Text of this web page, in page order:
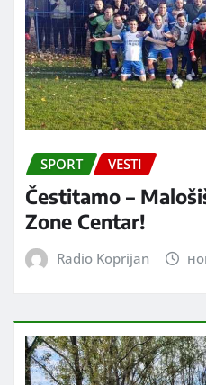
SPORT VESTI
Čestitamo –
Zone Centar!
Radio Koprijan